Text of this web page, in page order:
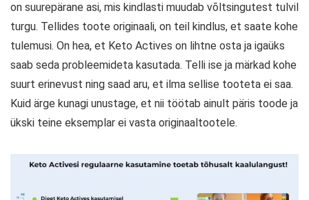
on suurepärane asi, mis kindlasti muudab võltsingutest tulvil
turgu. Tellides toote originaali, on teil kindlus, et saate kohe
tulemusi. On hea, et Keto Actives on lihtne osta ja igaüks
saab seda probleemideta kasutada. Telli ise ja märkad kohe
suurt erinevust ning saad aru, et ilma sellise tooteta ei saa.
Kuid ärge kunagi unustage, et nii töötab ainult päris toode ja
ükski teine ​​eksemplar ei vasta originaaltootele.